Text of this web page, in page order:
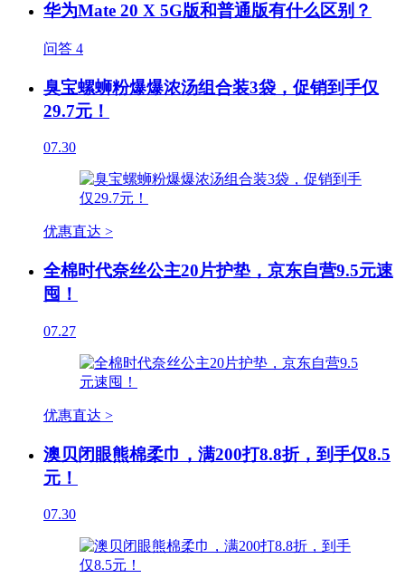
华为Mate 20 X 5G版和普通版有什么区别？
问答 4
臭宝螺蛳粉爆爆浓汤组合装3袋，促销到手仅
29.7元！
07.30
优惠直达 >
全棉时代奈丝公主20片护垫，京东自营9.5元速
囤！
07.27
优惠直达 >
澳贝闭眼熊棉柔巾，满200打8.8折，到手仅8.5
元！
07.30